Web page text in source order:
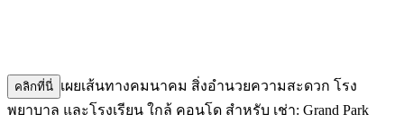
คลิกที่นี่ เผยเส้นทางคมนาคม สิ่งอำนวยความสะดวก โรง
พยาบาล และโรงเรียน ใกล้ คอนโด สำหรับ เช่า: Grand Park